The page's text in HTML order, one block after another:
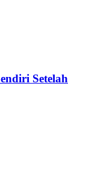
Setelah